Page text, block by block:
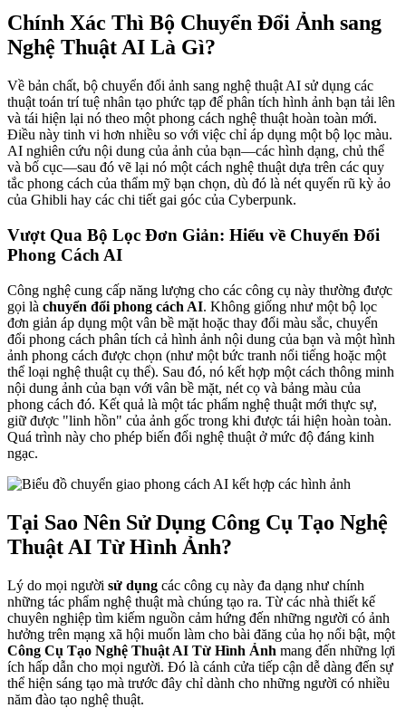
Chính Xác Thì Bộ Chuyển Đổi Ảnh sang
Nghệ Thuật AI Là Gì?
Về bản chất, bộ chuyển đổi ảnh sang nghệ thuật AI sử dụng các
thuật toán trí tuệ nhân tạo phức tạp để phân tích hình ảnh bạn tải lên
và tái hiện lại nó theo một phong cách nghệ thuật hoàn toàn mới.
Điều này tinh vi hơn nhiều so với việc chỉ áp dụng một bộ lọc màu.
AI nghiên cứu nội dung của ảnh của bạn—các hình dạng, chủ thể
và bố cục—sau đó vẽ lại nó một cách nghệ thuật dựa trên các quy
tắc phong cách của thẩm mỹ bạn chọn, dù đó là nét quyến rũ kỳ ảo
của Ghibli hay các chi tiết gai góc của Cyberpunk.
Vượt Qua Bộ Lọc Đơn Giản: Hiểu về Chuyển Đổi
Phong Cách AI
Công nghệ cung cấp năng lượng cho các công cụ này thường được
gọi là chuyển đổi phong cách AI. Không giống như một bộ lọc
đơn giản áp dụng một vân bề mặt hoặc thay đổi màu sắc, chuyển
đổi phong cách phân tích cả hình ảnh nội dung của bạn và một hình
ảnh phong cách được chọn (như một bức tranh nổi tiếng hoặc một
thể loại nghệ thuật cụ thể). Sau đó, nó kết hợp một cách thông minh
nội dung ảnh của bạn với vân bề mặt, nét cọ và bảng màu của
phong cách đó. Kết quả là một tác phẩm nghệ thuật mới thực sự,
giữ được "linh hồn" của ảnh gốc trong khi được tái hiện hoàn toàn.
Quá trình này cho phép biến đổi nghệ thuật ở mức độ đáng kinh
ngạc.
Tại Sao Nên Sử Dụng Công Cụ Tạo Nghệ
Thuật AI Từ Hình Ảnh?
Lý do mọi người sử dụng các công cụ này đa dạng như chính
những tác phẩm nghệ thuật mà chúng tạo ra. Từ các nhà thiết kế
chuyên nghiệp tìm kiếm nguồn cảm hứng đến những người có ảnh
hưởng trên mạng xã hội muốn làm cho bài đăng của họ nổi bật, một
Công Cụ Tạo Nghệ Thuật AI Từ Hình Ảnh mang đến những lợi
ích hấp dẫn cho mọi người. Đó là cánh cửa tiếp cận dễ dàng đến sự
thể hiện sáng tạo mà trước đây chỉ dành cho những người có nhiều
năm đào tạo nghệ thuật.